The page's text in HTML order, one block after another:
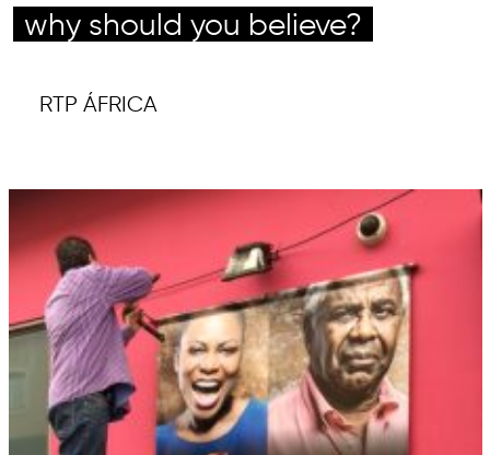
why should you believe?
RTP ÁFRICA